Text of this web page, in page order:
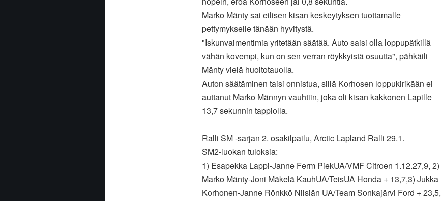
Marko Mänty sai eilisen kisan keskeytyksen tuottamalle
pettymykselle tänään hyvitystä.
"Iskunvaimentimia yritetään säätää. Auto saisi olla loppupätkillä
vähän kovempi, kun on sen verran röykkyistä osuutta", pähkäili
Mänty vielä huoltotauolla.
Auton säätäminen taisi onnistua, sillä Korhosen loppukirikään ei
auttanut Marko Männyn vauhtiin, joka oli kisan kakkonen Lapille
13,7 sekunnin tappiolla.
Ralli SM -sarjan 2. osakilpailu, Arctic Lapland Ralli 29.1.
SM2-luokan tuloksia:
1) Esapekka Lappi-Janne Ferm PiekUA/VMF Citroen 1.12.27,9, 2)
Marko Mänty-Joni Mäkelä KauhUA/TeisUA Honda + 13,7,3) Jukka
Korhonen-Janne Rönkkö Nilsiän UA/Team Sonkajärvi Ford + 23,5,